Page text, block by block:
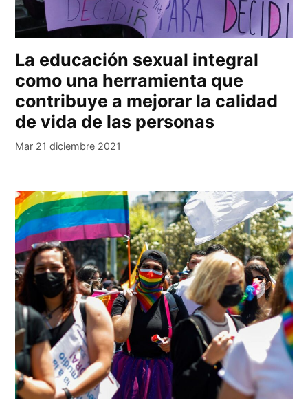
La educación sexual integral
como una herramienta que
contribuye a mejorar la calidad
de vida de las personas
Mar 21 diciembre 2021